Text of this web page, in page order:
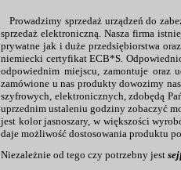
Prowadzimy sprzedaż urządzeń do
sprzedaż elektroniczną. Nasza firma
prywatne jak i duże przedsiębiorstwa
niemiecki certyfikat ECB*S.
odpowiednim miejscu, zamontuje oraz
zamówione u nas produkty dowozimy
szyfrowych, elektronicznych, zdobędą
uprzednim ustaleniu godziny zobaczyć
jest kolor jasnoszary, w większości
daje możliwość dostosowania produktu
Niezależnie od tego czy potrzebny jest